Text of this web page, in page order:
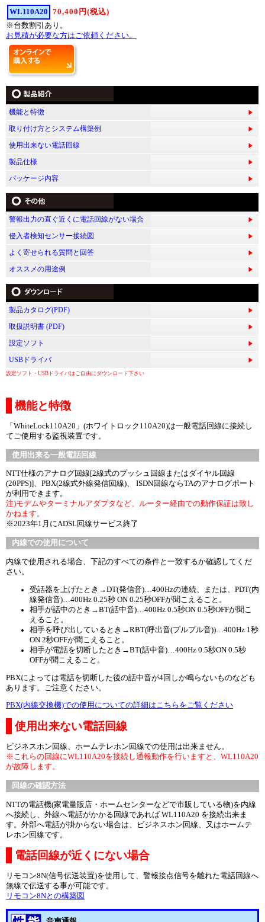
WL110A20
70,400円(税込)
※台数割引あり。
お見積が必要な方はご依頼ください。
オ
ラ
イ
ン
で
購
入
す
機能と特徴
取り付け方とシステム構築例
使用出来ない電話回線
製品仕様
パッケージ内容
警報出力の直ぐ近くに電話回線がない場合
侵入者検知センサー接続図
よく寄せられる質問と回答
オススメの用途例
製品カタログ(PDF)
取扱説明書 (PDF)
設定ソフト
USBドライバ
設定ソフト・USBドライバはご自由にダウンロード下さい
機能と特徴
「WhiteLock110A20」(ホワイトロック110A20)は一般電話回線に接続し
てご使用する監視装置です。
使用出来る一般電話回線
NTT仕様のアナログ回線[2線式のプッシュ回線またはダイヤル回線
(20PPS)]、PBX(2線式外線発信回線)、 ISDN回線ならTAのアナログポート
が利用できます。
注)モデムやターミナルアダプタなど、ルーター経由での動作保証は致し
かねます。
※2023年1月にADSL回線サービス終了
内線での使用について
内線で使用される場合、下記のすべての条件と一致するか確認してくだ
さい。
受話器を上げたとき→DT(発信音)…400Hzの連続、または、PDT(内
線発信音)…400Hz 0.25秒 ON 0.25秒OFFが聞こえること。
相手が話中のとき→BT(話中音)…400Hz 0.5秒ON 0.5秒OFFが聞こ
えること。
相手を呼び出しているとき→RBT(呼出音(プルプル音))…400Hz 1秒
ON 2秒OFFが聞こえること。
相手が電話を切断したとき→BT(話中音)…400Hz 0.5秒ON 0.5秒
OFFが聞こえること。
PBXによっては電話を切断した後の話中音が4回しか鳴らないものなども
あります。ご注意ください。
PBX(内線交換機)での使用についての詳細はこちらをご覧ください
使用出来ない電話回線
ビジネスホン回線、ホームテレホン回線での使用は出来ません。
※これらの回線にWL110A20を接続し通報動作を行いますと、WL110A20
が故障します。
回線の確認方法
NTTの電話機(家電量販店・ホームセンターなどで市販している物)を内線
へ接続し、外線へ電話がかかる回線であれば WL110A20 を接続出来ま
す。外部へ電話が掛からない場合は、ビジネスホン回線、又はホームテ
レホン回線です。
電話回線が近くにない場合
リモコン8N(信号伝送装置)を使用して、警報接点信号を離れた電話回線へ
無線で伝送する事が可能です。
リモコン8Nとの構築図